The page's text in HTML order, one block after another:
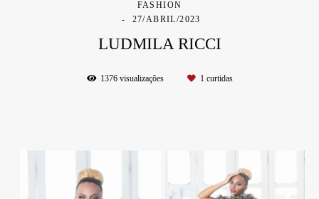
FASHION
27/ABRIL/2023
LUDMILA RICCI
1376visualizações 1curtidas